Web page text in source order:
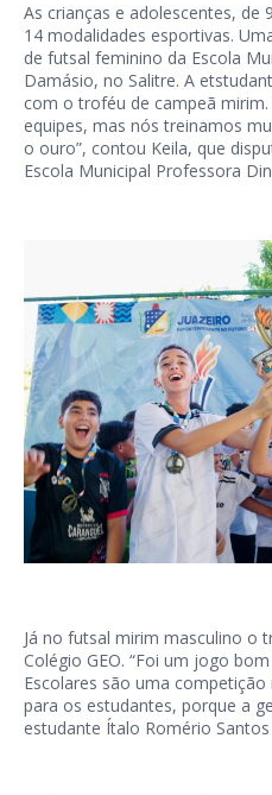
As crianças e adolescentes, de
14 modalidades esportivas.
de futsal feminino da Escola
Damásio, no Salitre. A
com o troféu de campeã
equipes, mas nós treinamos
o ouro”, contou Keila, que
Escola Municipal Professora
Já no futsal mirim masculino o
Colégio GEO. “Foi um jogo
Escolares são uma
para os estudantes, porque a
estudante Ítalo Romério